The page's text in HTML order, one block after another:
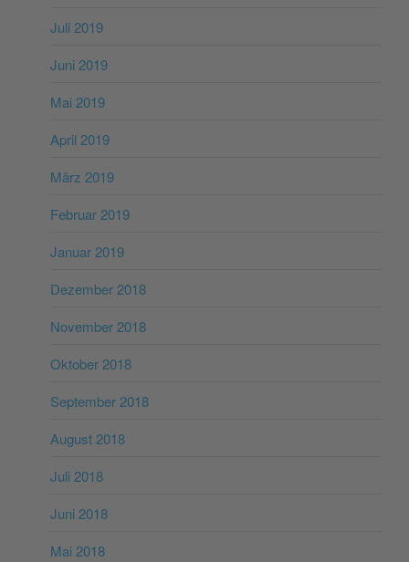
Juli 2019
Juni 2019
Mai 2019
April 2019
März 2019
Februar 2019
Januar 2019
Dezember 2018
November 2018
Oktober 2018
September 2018
August 2018
Juli 2018
Juni 2018
Mai 2018